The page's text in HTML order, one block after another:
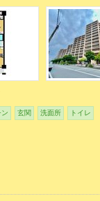
ン 玄関 洗面所 トイレ